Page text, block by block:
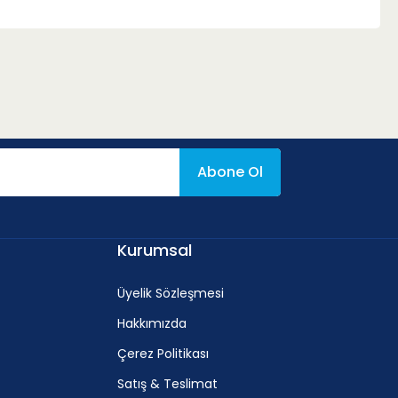
Abone Ol
Kurumsal
Üyelik Sözleşmesi
Hakkımızda
Çerez Politikası
Satış & Teslimat